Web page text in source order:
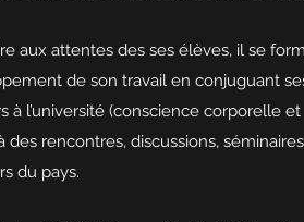
aux attentes des ses élèves, il se
de son travail en conjuguant
à l’université (conscience corporelle et
rencontres, discussions,
du pays.